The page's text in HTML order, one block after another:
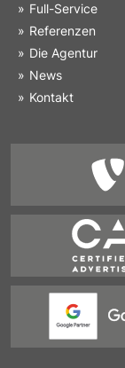
Full-Service
Referenzen
Die Agentur
News
Kontakt